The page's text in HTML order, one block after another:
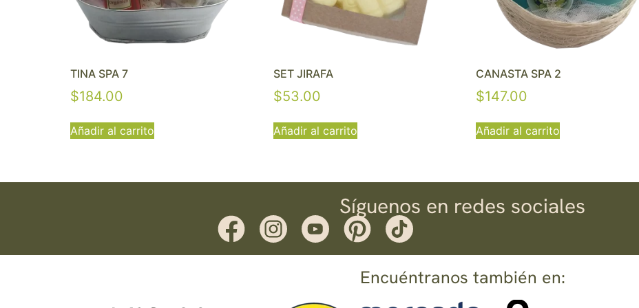
TINA SPA 7
$184.00
Añadir al carrito
SET JIRAFA
$53.00
Añadir al carrito
CANASTA SPA 2
$147.00
Añadir al carrito
Síguenos en redes sociales
Encuéntranos también en: